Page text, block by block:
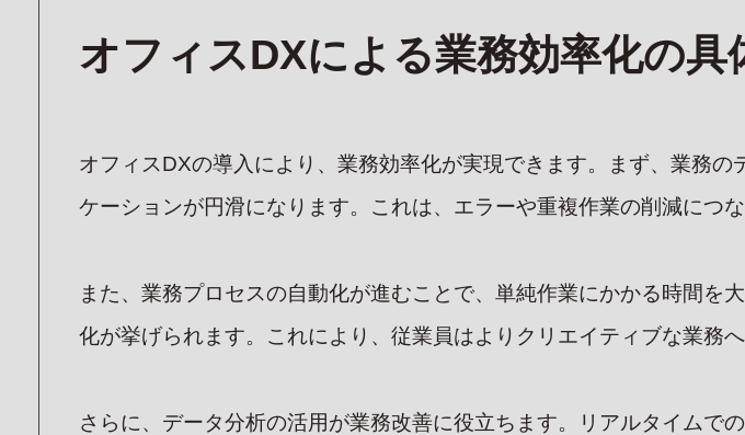
オフィスDXによる業務効率化の具
オフィスDXの導入により、業務効率化が実現できます。まず、業務
ケーションが円滑になります。これは、エラーや重複作業の削減につ
また、業務プロセスの自動化が進むことで、単純作業にかかる時間
化が挙げられます。これにより、従業員はよりクリエイティブな業務
さらに、データ分析の活用が業務改善に役立ちます。リアルタイムで